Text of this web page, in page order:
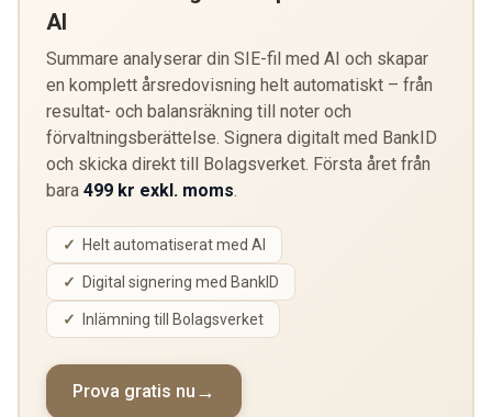
AI
Summare analyserar din SIE-fil med AI och skapar
en komplett årsredovisning helt automatiskt – från
resultat- och balansräkning till noter och
förvaltningsberättelse. Signera digitalt med BankID
och skicka direkt till Bolagsverket. Första året från
bara 499 kr exkl. moms
Helt automatiserat med AI
Digital signering med BankID
Inlämning till Bolagsverket
Prova gratis nu